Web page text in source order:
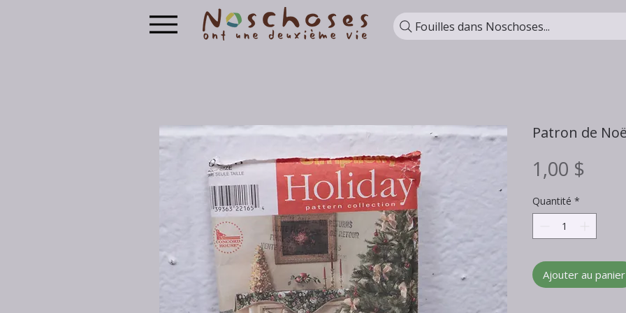
Fouilles dans Noschoses...
Patron de
1,00 $
Quantité *
Ajouter au panier